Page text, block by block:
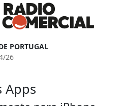
PORTUGAL
26
Apps